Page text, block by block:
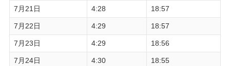
7月21日 4:28 18:57
7月22日 4:29 18:57
7月23日 4:29 18:56
7月24日 4:30 18:55